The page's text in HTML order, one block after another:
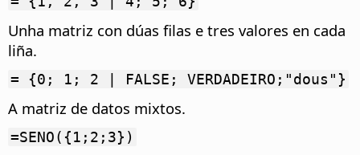
Unha matriz con dúas filas e tres valores en cada
liña.
= {0; 1; 2 | FALSE; VERDADEIRO;"dous"}
A matriz de datos mixtos.
=SENO({1;2;3})